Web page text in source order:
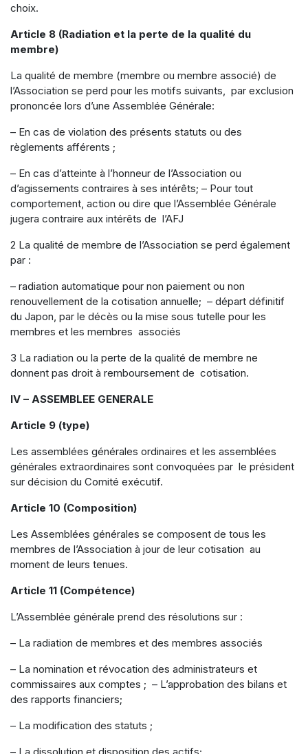
choix.
Article 8 (Radiation et la perte de la qualité du
membre)
La qualité de membre (membre ou membre associé) de
l’Association se perd pour les motifs suivants, par exclusion
prononcée lors d’une Assemblée Générale:
– En cas de violation des présents statuts ou des
règlements afférents ;
– En cas d’atteinte à l’honneur de l’Association ou
d’agissements contraires à ses intérêts; – Pour tout
comportement, action ou dire que l’Assemblée Générale
jugera contraire aux intérêts de l’AFJ
2 La qualité de membre de l’Association se perd également
par :
– radiation automatique pour non paiement ou non
renouvellement de la cotisation annuelle; – départ définitif
du Japon, par le décès ou la mise sous tutelle pour les
membres et les membres associés
3 La radiation ou la perte de la qualité de membre ne
donnent pas droit à remboursement de cotisation.
IV – ASSEMBLEE GENERALE
Article 9 (type)
Les assemblées générales ordinaires et les assemblées
générales extraordinaires sont convoquées par le président
sur décision du Comité exécutif.
Article 10 (Composition)
Les Assemblées générales se composent de tous les
membres de l’Association à jour de leur cotisation au
moment de leurs tenues.
Article 11 (Compétence)
L’Assemblée générale prend des résolutions sur :
– La radiation de membres et des membres associés
– La nomination et révocation des administrateurs et
commissaires aux comptes ; – L’approbation des bilans et
des rapports financiers;
– La modification des statuts ;